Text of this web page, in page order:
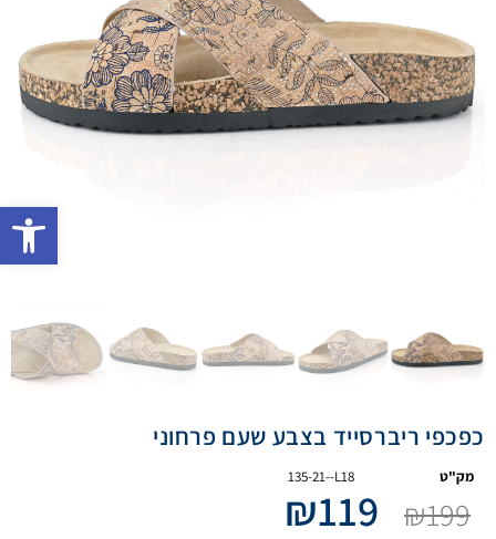
כפכפי ריברסייד בצבע שעם פרחוני
מק"ט 135-21--L18
₪199
₪119